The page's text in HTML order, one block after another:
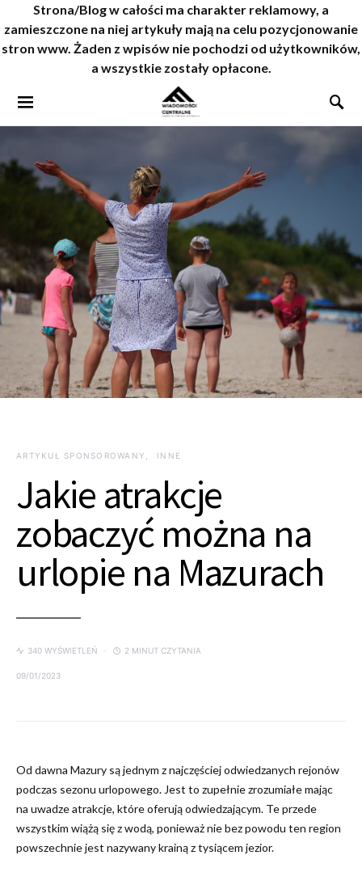
Strona/Blog w całości ma charakter reklamowy, a
zamieszczone na niej artykuły mają na celu pozycjonowanie
stron www. Żaden z wpisów nie pochodzi od użytkowników,
a wszystkie zostały opłacone.
ARTYKUŁ SPONSOROWANY INNE
Jakie atrakcje
zobaczyć można na
urlopie na Mazurach
340 WYŚWIETLEŃ 2 MINUT CZYTANIA
09/01/2023
Od dawna Mazury są jednym z najczęściej odwiedzanych rejonów
podczas sezonu urlopowego. Jest to zupełnie zrozumiałe mając
na uwadze atrakcje, które oferują odwiedzającym. Te przede
wszystkim wiążą się z wodą, ponieważ nie bez powodu ten region
powszechnie jest nazywany krainą z tysiącem jezior.